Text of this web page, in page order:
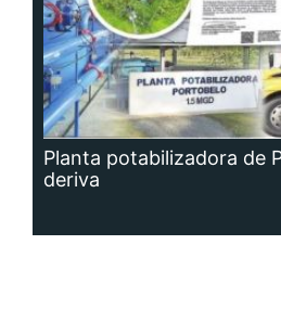
Planta potabilizadora de
deriva